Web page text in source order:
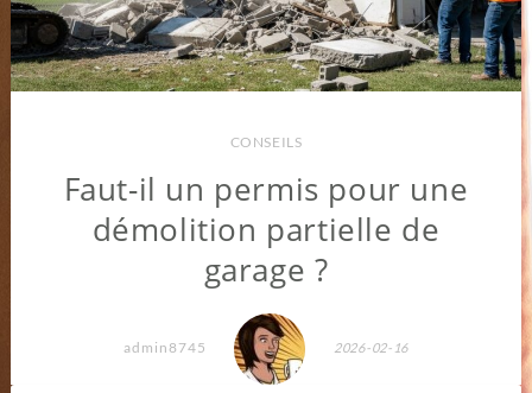
CONSEILS
Faut-il un permis pour une
démolition partielle de
garage ?
admin8745 2026-02-16